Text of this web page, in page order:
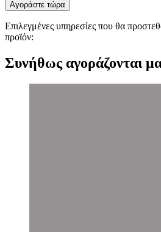
Αγοράστε τώρα
Επιλεγμένες υπηρεσίες που θα
προϊόν:
Συνήθως αγοράζονται